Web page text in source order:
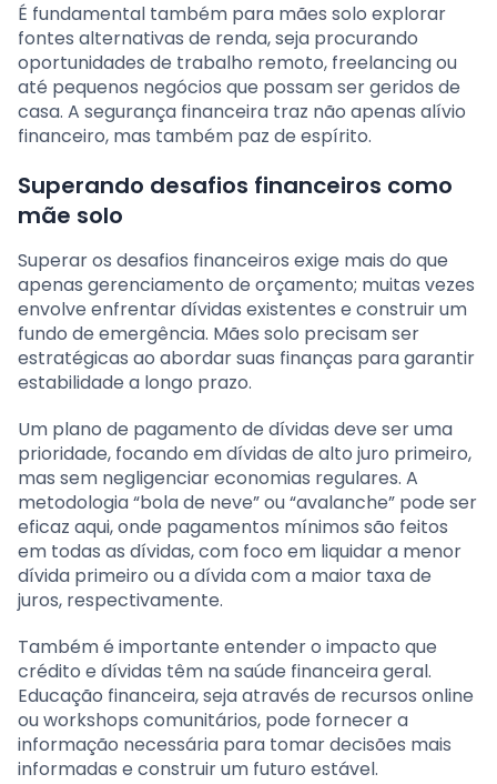
É fundamental também para mães solo explorar
fontes alternativas de renda, seja procurando
oportunidades de trabalho remoto, freelancing ou
até pequenos negócios que possam ser geridos de
casa. A segurança financeira traz não apenas alívio
financeiro, mas também paz de espírito.
Superando desafios financeiros como
mãe solo
Superar os desafios financeiros exige mais do que
apenas gerenciamento de orçamento; muitas vezes
envolve enfrentar dívidas existentes e construir um
fundo de emergência. Mães solo precisam ser
estratégicas ao abordar suas finanças para garantir
estabilidade a longo prazo.
Um plano de pagamento de dívidas deve ser uma
prioridade, focando em dívidas de alto juro primeiro,
mas sem negligenciar economias regulares. A
metodologia “bola de neve” ou “avalanche” pode ser
eficaz aqui, onde pagamentos mínimos são feitos
em todas as dívidas, com foco em liquidar a menor
dívida primeiro ou a dívida com a maior taxa de
juros, respectivamente.
Também é importante entender o impacto que
crédito e dívidas têm na saúde financeira geral.
Educação financeira, seja através de recursos online
ou workshops comunitários, pode fornecer a
informação necessária para tomar decisões mais
informadas e construir um futuro estável.